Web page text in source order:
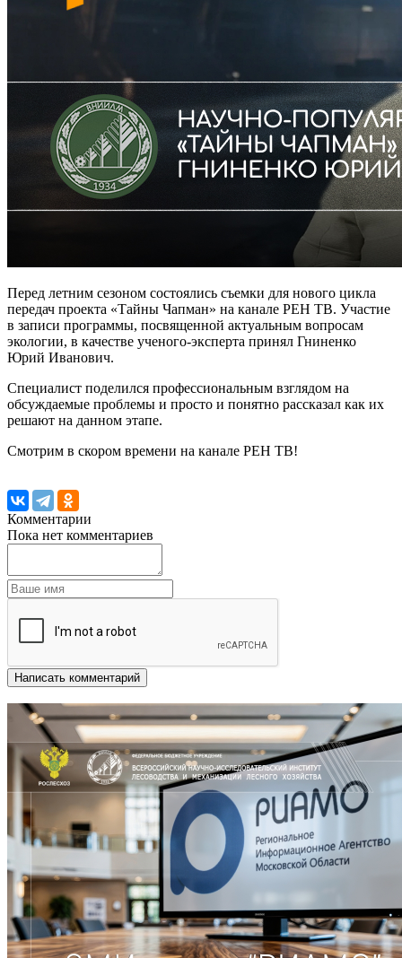
Перед летним сезоном состоялись съемки для нового цикла
передач проекта «Тайны Чапман» на канале РЕН ТВ. Участие
в записи программы, посвященной актуальным вопросам
экологии, в качестве ученого-эксперта принял Гниненко
Юрий Иванович.
Специалист поделился профессиональным взглядом на
обсуждаемые проблемы и просто и понятно рассказал как их
решают на данном этапе.
Смотрим в скором времени на канале РЕН ТВ!
Комментарии
Пока нет комментариев
Написать комментарий